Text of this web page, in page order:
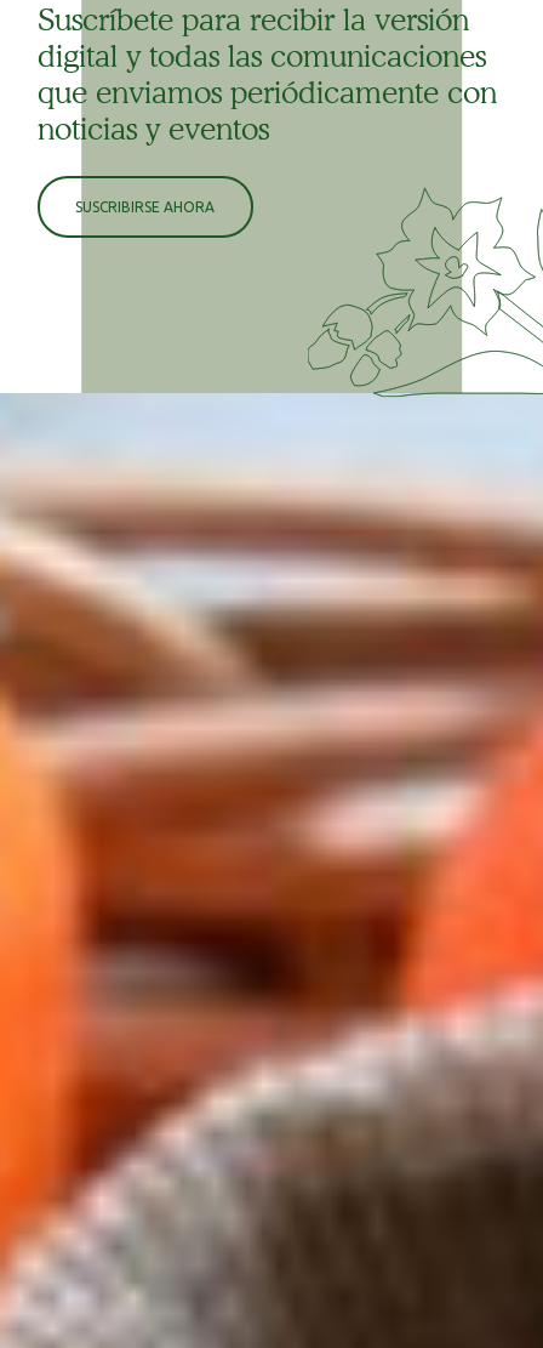
Suscríbete para recibir la versión
digital y todas las comunicaciones
que enviamos periódicamente con
noticias y eventos
SUSCRIBIRSE AHORA